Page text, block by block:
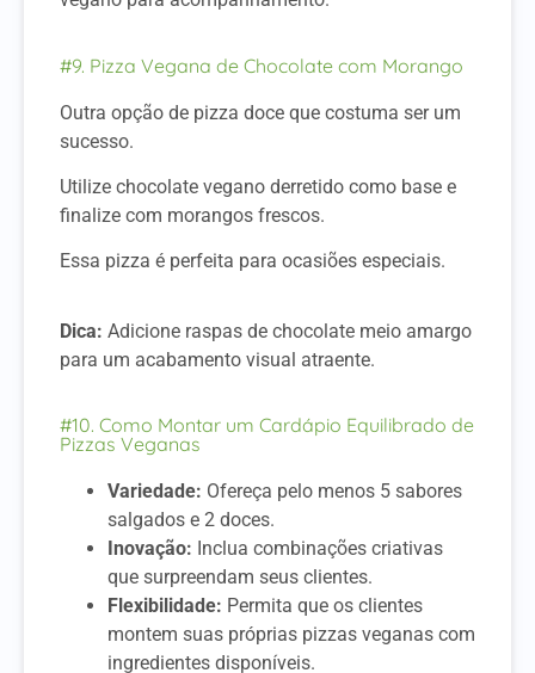
#9. Pizza Vegana de Chocolate com Morango
Outra opção de pizza doce que costuma ser um
sucesso.
Utilize chocolate vegano derretido como base e
finalize com morangos frescos.
Essa pizza é perfeita para ocasiões especiais.
Dica: Adicione raspas de chocolate meio amargo
para um acabamento visual atraente.
#10. Como Montar um Cardápio Equilibrado de
Pizzas Veganas
Variedade: Ofereça pelo menos 5 sabores
salgados e 2 doces.
Inovação: Inclua combinações criativas
que surpreendam seus clientes.
Flexibilidade: Permita que os clientes
montem suas próprias pizzas veganas com
ingredientes disponíveis.